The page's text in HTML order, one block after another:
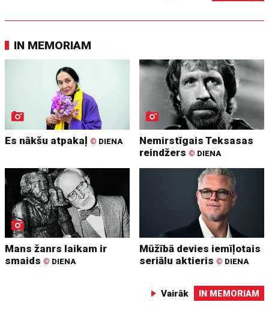
IN MEMORIAM
Es nākšu atpakaļ © DIENA
Nemirstīgais Teksasas
reindžers © DIENA
Mans žanrs laikam ir
smaids © DIENA
Mūžībā devies iemīļotais
seriālu aktieris © DIENA
Vairāk IN MEMORIAM